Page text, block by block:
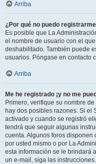
Arriba
¿Por qué no puedo
Es posible que La
el nombre de usuario con el
deshabilitado. También puede
usuarios. Póngase en contacto
Arriba
Me he registrado ¡y no me
Primero, verifique su nombre
hay dos posibles razones. Si el
activado y cuando se registró
tendrá que seguir algunas
cuenta. Algunos foros disponen
por usted mismo o por La
esta información se le brindará
un e-mail, siga las